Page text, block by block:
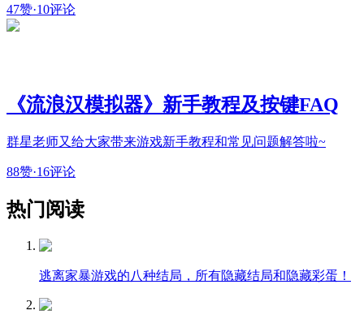
47赞·10评论
《流浪汉模拟器》新手教程及按键FAQ
群星老师又给大家带来游戏新手教程和常见问题解答啦~
88赞·16评论
热门阅读
逃离家暴游戏的八种结局，所有隐藏结局和隐藏彩蛋！